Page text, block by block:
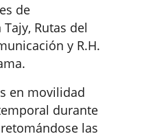
de
Rutas del
y R.H.
en movilidad
durante
las